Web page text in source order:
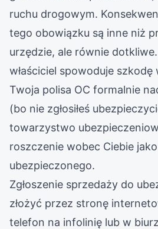
ruchu drogowym.
tego obowiązku są inne niż
urzędzie, ale równie
właściciel spowoduje szkodę
Twoja polisa OC formalnie
(bo nie zgłosiłeś
towarzystwo
roszczenie wobec Ciebie
ubezpieczonego.
Zgłoszenie sprzedaży do
złożyć przez stronę
telefon na infolinię lub w